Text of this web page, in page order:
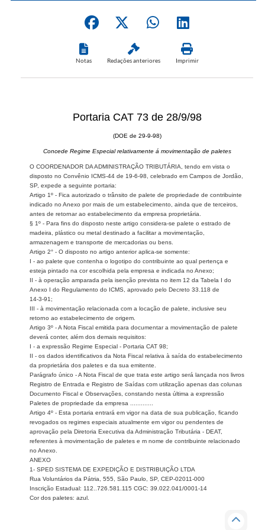
Notas Redações anteriores Imprimir
Portaria CAT 73 de 28/9/98
(DOE de 29-9-98)
Concede Regime Especial relativamente á movimentação de paletes
O COORDENADOR DA ADMINISTRAÇÃO TRIBUTÁRIA, tendo em vista o
disposto no Convênio ICMS-44 de 19-6-98, celebrado em Campos de Jordão,
SP, expede a seguinte portaria:
Artigo 1º - Fica autorizado o trânsito de palete de propriedade de contribuinte
indicado no Anexo por mais de um estabelecimento, ainda que de terceiros,
antes de retornar ao estabelecimento da empresa proprietária.
§ 1º - Para fins do disposto neste artigo considera-se palete o estrado de
madeira, plástico ou metal destinado a facilitar a movimentação,
armazenagem e transporte de mercadorias ou bens.
Artigo 2° - O disposto no artigo anterior aplica-se somente:
I - ao palete que contenha o logotipo do contribuinte ao qual pertença e
esteja pintado na cor escolhida pela empresa e indicada no Anexo;
II - à operação amparada pela isenção prevista no item 12 da Tabela I do
Anexo I do Regulamento do ICMS, aprovado pelo Decreto 33.118 de
14-3-91;
III - à movimentação relacionada com a locação de palete, inclusive seu
retorno ao estabelecimento de origem.
Artigo 3º - A Nota Fiscal emitida para documentar a movimentação de palete
deverá conter, além dos demais requisitos:
I - a expressão Regime Especial - Portaria CAT 98;
II - os dados identificativos da Nota Fiscal relativa à saída do estabelecimento
da proprietária dos paletes e da sua emitente.
Parágrafo único - A Nota Fiscal de que trata este artigo será lançada nos livros
Registro de Entrada e Registro de Saídas com utilização apenas das colunas
Documento Fiscal e Observações, constando nesta última a expressão
Paletes de propriedade da empresa .............
Artigo 4º - Esta portaria entrará em vigor na data de sua publicação, ficando
revogados os regimes especiais atualmente em vigor ou pendentes de
aprovação pela Diretoria Executiva da Administração Tributária - DEAT,
referentes à movimentação de paletes e m nome de contribuinte relacionado
no Anexo.
ANEXO
1- SPED SISTEMA DE EXPEDIÇÃO E DISTRIBUIÇÃO LTDA
Rua Voluntários da Pátria, 555, São Paulo, SP, CEP-02011-000
Inscrição Estadual: 112..726.581.115 CGC: 39.022.041/0001-14
Cor dos paletes: azul.